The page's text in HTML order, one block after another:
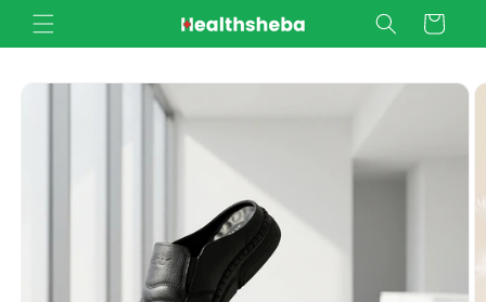
Skip to
content
Cart
Skip to